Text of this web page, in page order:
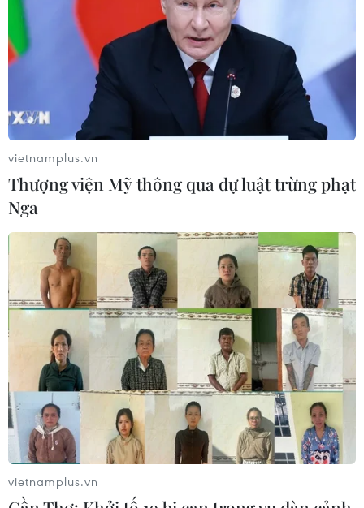
Tàu chở hàng của Thổ Nhĩ Kỳ bị tấn
công trên Biển Đen
04/08/2026 05:54
Vì sao Google khiến Mỹ và
EU đối đầu về chủ quyền số?
Máy bay chở khách nội địa đầu tiên
của Nga hoàn tất chuyến bay thử
nghiệm
04/08/2026 01:25
Bí mật sau những chung cư không
niên hạn ở Pháp
04/08/2026 01:03
vietnamplus.vn
Thượng viện Mỹ thông qua dự luật trừng phạt
Nga
vietnamplus.vn